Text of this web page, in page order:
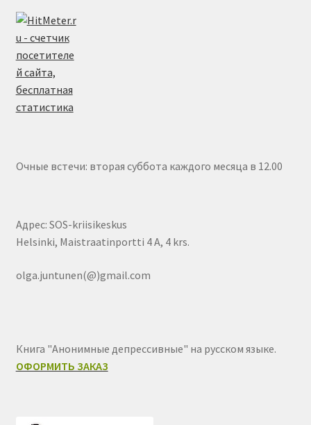
Очные встечи: вторая суббота каждого месяца в 12.00
Адрес: SOS-kriisikeskus
Helsinki, Maistraatinportti 4 A, 4 krs.
olga.juntunen(@)gmail.com
Книга "Анонимные депрессивные" на русском языке.
ОФОРМИТЬ ЗАКАЗ